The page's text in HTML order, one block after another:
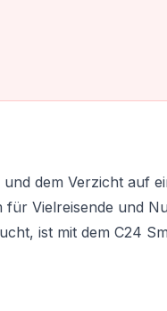
dem Verzicht auf
Vielreisende und
ist mit dem C24